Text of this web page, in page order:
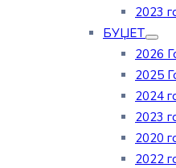
2023
БУЏЕТ
2026
2025
2024
2023
2020
2022